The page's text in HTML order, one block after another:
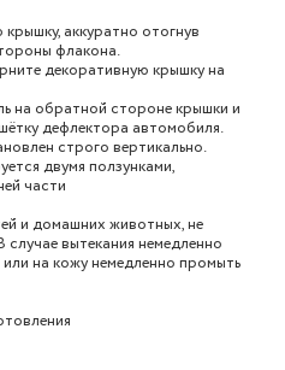
аккуратно отогнув
флакона.
декоративную крышку на
на обратной стороне крышки и
дефлектора автомобиля.
строго вертикально.
двумя ползунками,
части
и домашних животных, не
вытекания немедленно
на кожу немедленно промыть